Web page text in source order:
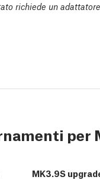
richiede un
per
MK3.9S